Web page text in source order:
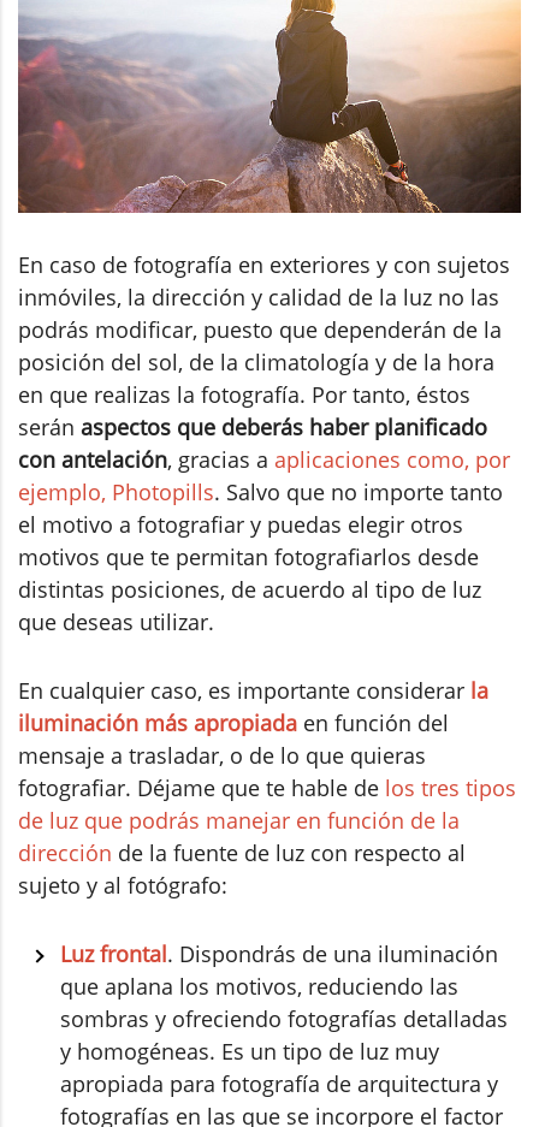
En caso de fotografía en exteriores y con sujetos
inmóviles, la dirección y calidad de la luz no las
podrás modificar, puesto que dependerán de la
posición del sol, de la climatología y de la hora
en que realizas la fotografía. Por tanto, éstos
serán aspectos que deberás haber planificado
con antelación, gracias a aplicaciones como, por
ejemplo, Photopills. Salvo que no importe tanto
el motivo a fotografiar y puedas elegir otros
motivos que te permitan fotografiarlos desde
distintas posiciones, de acuerdo al tipo de luz
que deseas utilizar.
En cualquier caso, es importante considerar la
iluminación más apropiada en función del
mensaje a trasladar, o de lo que quieras
fotografiar. Déjame que te hable de los tres tipos
de luz que podrás manejar en función de la
dirección de la fuente de luz con respecto al
sujeto y al fotógrafo:
Luz frontal. Dispondrás de una iluminación
que aplana los motivos, reduciendo las
sombras y ofreciendo fotografías detalladas
y homogéneas. Es un tipo de luz muy
apropiada para fotografía de arquitectura y
fotografías en las que se incorpore el factor